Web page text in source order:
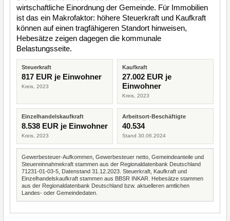
wirtschaftliche Einordnung der Gemeinde. Für Immobilien
ist das ein Makrofaktor: höhere Steuerkraft und Kaufkraft
können auf einen tragfähigeren Standort hinweisen,
Hebesätze zeigen dagegen die kommunale
Belastungsseite.
Steuerkraft
817 EUR je Einwohner
Kreis, 2023
Kaufkraft
27.002 EUR je
Einwohner
Kreis, 2023
Einzelhandelskaufkraft
8.538 EUR je Einwohner
Kreis, 2023
Arbeitsort-Beschäftigte
40.534
Stand 30.06.2024
Gewerbesteuer-Aufkommen, Gewerbesteuer netto, Gemeindeanteile und
Steuereinnahmekraft stammen aus der Regionaldatenbank Deutschland
71231-01-03-5, Datenstand 31.12.2023. Steuerkraft, Kaufkraft und
Einzelhandelskaufkraft stammen aus BBSR INKAR. Hebesätze stammen
aus der Regionaldatenbank Deutschland bzw. aktuelleren amtlichen
Landes- oder Gemeindedaten.